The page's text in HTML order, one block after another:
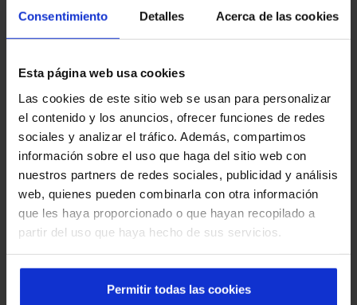
Consentimiento Detalles Acerca de las cookies
Esta página web usa cookies
Las cookies de este sitio web se usan para personalizar
el contenido y los anuncios, ofrecer funciones de redes
sociales y analizar el tráfico. Además, compartimos
información sobre el uso que haga del sitio web con
nuestros partners de redes sociales, publicidad y análisis
web, quienes pueden combinarla con otra información
que les haya proporcionado o que hayan recopilado a
partir del uso que haya hecho de sus servicios.
Permitir todas las cookies
Luz destellante / sonora
Semáforo 2 colores